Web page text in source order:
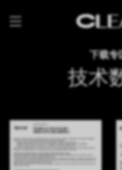
公司
资讯
下载专
技术